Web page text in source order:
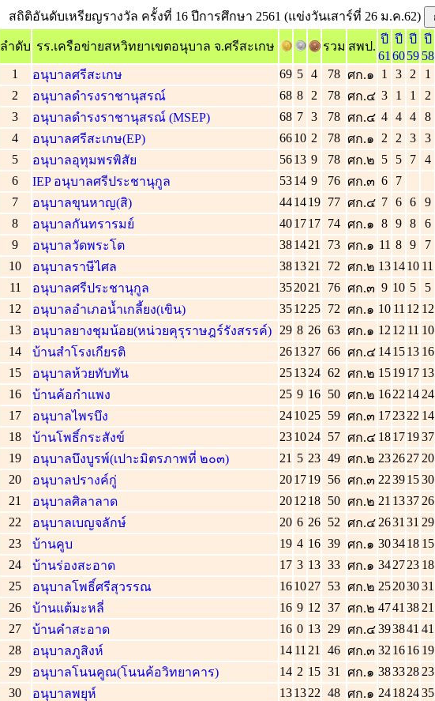
สถิติอันดับเหรียญรางวัล ครั้งที่ 16 ปีการศึกษา 2561 (แข่งวันเสาร์ที่ 26 ม.ค.62)
ลำดับ รร.เครือข่ายสหวิทยาเขตอนุบาล จ.ศรีสะเกษ รวม สพป.
ปี
61
ปี
60
ปี
59
ปี
58
1
อนุบาลศรีสะเกษ 69 5 4 78 ศก.๑ 1 3 2 1
2
อนุบาลดำรงราชานุสรณ์ 68 8 2 78 ศก.๔ 3 1 1 2
3
อนุบาลดำรงราชานุสรณ์ (MSEP) 68 7 3 78 ศก.๔ 4 4 4 8
4
อนุบาลศรีสะเกษ(EP) 6610 2 78 ศก.๑ 2 2 3 3
5
อนุบาลอุทุมพรพิสัย 5613 9 78 ศก.๒ 5 5 7 4
6
IEP อนุบาลศรีประชานุกูล 5314 9 76 ศก.๓ 6
7
7
อนุบาลขุนหาญ(สิ) 441419 77 ศก.๔ 7 6 6 9
8
อนุบาลกันทรารมย์ 401717 74 ศก.๑ 8 9 8 6
9
อนุบาลวัดพระโต 381421 73 ศก.๑ 11 8 9 7
10
อนุบาลราษีไศล 381321 72 ศก.๒ 131410 11
11
อนุบาลศรีประชานุกูล 352021 76 ศก.๓ 9 10 5 5
12
อนุบาลอำเภอน้ำเกลี้ยง(เขิน) 3512 25 72 ศก.๑ 10 11 12 12
13
อนุบาลยางชุมน้อย(หน่วยคุรุราษฎร์รังสรรค์) 29 8 26 63 ศก.๑ 12 12 11 10
14
บ้านสำโรงเกียรติ 261327 66 ศก.๔ 141513 16
15
อนุบาลห้วยทับทัน 251324 62 ศก.๒ 151917 13
16
บ้านค้อกำแพง 25 9 16 50 ศก.๒ 1622 14 24
17
อนุบาลไพรบึง 241025 59 ศก.๓ 172322 14
18
บ้านโพธิ์กระสังข์ 231024 57 ศก.๔ 18171937
19
อนุบาลบึงบูรพ์(เปาะมิตรภาพที่ ๒๐๓) 21 5 23 49 ศก.๒ 232627 20
20
อนุบาลปรางค์กู่ 201719 56 ศก.๓ 22391530
21
อนุบาลศิลาลาด 2012 18 50 ศก.๒ 21 1337 26
22
อนุบาลเบญจลักษ์ 20 6 26 52 ศก.๔ 2631 31 29
23
บ้านคูบ 19 4 16 39 ศก.๑ 303418 15
24
บ้านร่องสะอาด 17 3 13 33 ศก.๑ 342723 18
25
อนุบาลโพธิ์ศรีสุวรรณ 161027 53 ศก.๒ 25203031
26
บ้านแต้มะหลี่ 16 9 12 37 ศก.๒ 4741 38 21
27
บ้านคำสะอาด 16 0 13 29 ศก.๔393841 41
28
อนุบาลภูสิงห์ 14 11 21 46 ศก.๓ 32 1616 19
29
อนุบาลโนนคูณ(โนนค้อวิทยาคาร) 14 2 15 31 ศก.๑ 383328 23
30
อนุบาลพยุห์ 131322 48 ศก.๑ 24182435